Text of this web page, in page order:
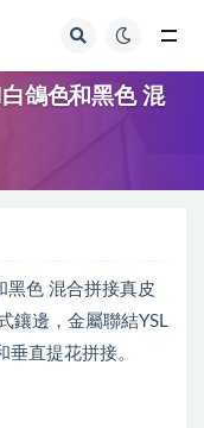
鴿色和黑色 混
黑色 混合拼接真皮
鑲邊，金屬聯結YSL
直提花拼接。